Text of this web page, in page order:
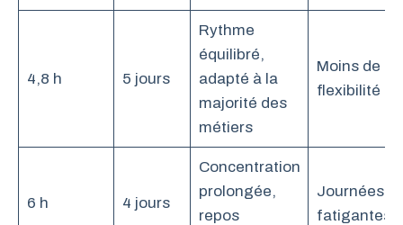
4,8 h 5 jours
Rythme
équilibré,
adapté à la
majorité des
métiers
Moins de
flexibilité
6 h 4 jours
Concentration
prolongée,
repos
Journées
fatigantes